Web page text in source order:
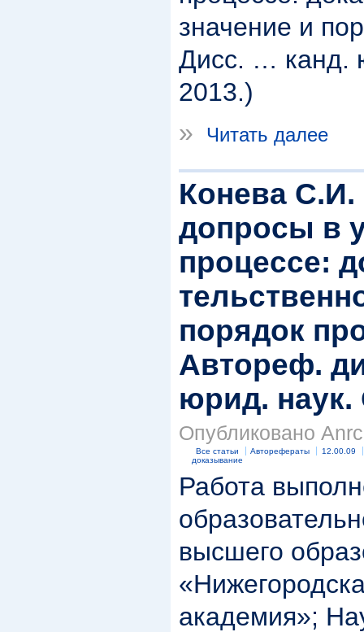
значение и
Дисс. … канд.
2013.)
»
Читать далее
Конева
допросы в
процессе:
порядок
Автореф.
юрид. наук.
Опубликовано
Все статьи Авторефераты
12.00.09
доказывание
Работа
высшего
академия»;